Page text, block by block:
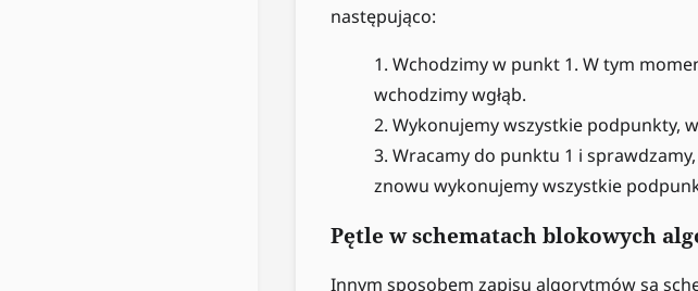
następująco:
Wchodzimy w punkt 1. W tym
wchodzimy wgłąb.
Wykonujemy wszystkie podpunkty,
Wracamy do punktu 1 i
znowu wykonujemy wszystkie
Pętle w schematach blokowych
Innym sposobem zapisu algorytmów są